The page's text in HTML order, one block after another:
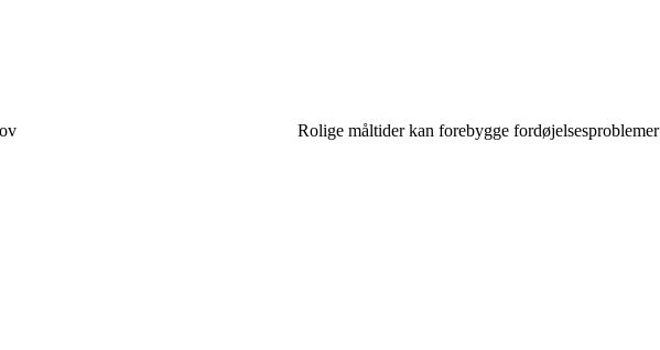
Rolige måltider kan forebygge fordøjelsesproblemer